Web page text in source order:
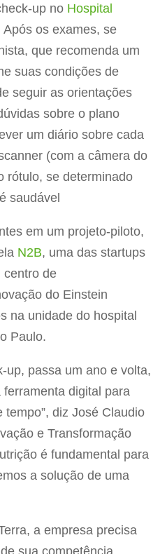
up no Hospital
Após os exames, se
que recomenda um
suas condições de
seguir as orientações
sobre o plano
um diário sobre cada
(com a câmera do
rótulo, se determinado
saudável
em um projeto-piloto,
N2B, uma das startups
centro de
do Einstein
na unidade do hospital
Paulo.
up, passa um ano e volta,
digital para
diz José Claudio
e Transformação
é fundamental para
a solução de uma
a empresa precisa